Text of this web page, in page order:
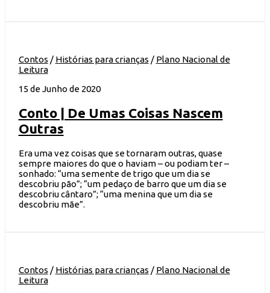
Contos / Histórias para crianças / Plano Nacional de
Leitura
15 de Junho de 2020
Conto | De Umas Coisas Nascem
Outras
Era uma vez coisas que se tornaram outras, quase
sempre maiores do que o haviam – ou podiam ter –
sonhado: “uma semente de trigo que um dia se
descobriu pão”; “um pedaço de barro que um dia se
descobriu cântaro”; “uma menina que um dia se
descobriu mãe”.
Contos / Histórias para crianças / Plano Nacional de
Leitura